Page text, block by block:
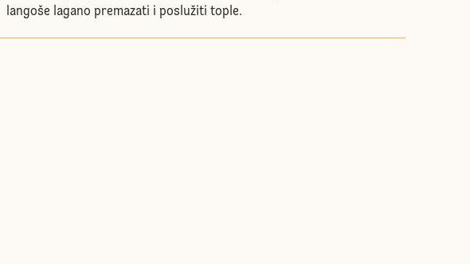
langoše lagano premazati i poslužiti tople.